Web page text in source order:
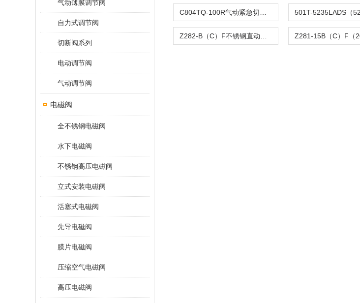
气动薄膜调节阀
自力式调节阀
切断阀系列
电动调节阀
气动调节阀
电磁阀
全不锈钢电磁阀
水下电磁阀
不锈钢高压电磁阀
立式安装电磁阀
活塞式电磁阀
先导电磁阀
膜片电磁阀
压缩空气电磁阀
高压电磁阀